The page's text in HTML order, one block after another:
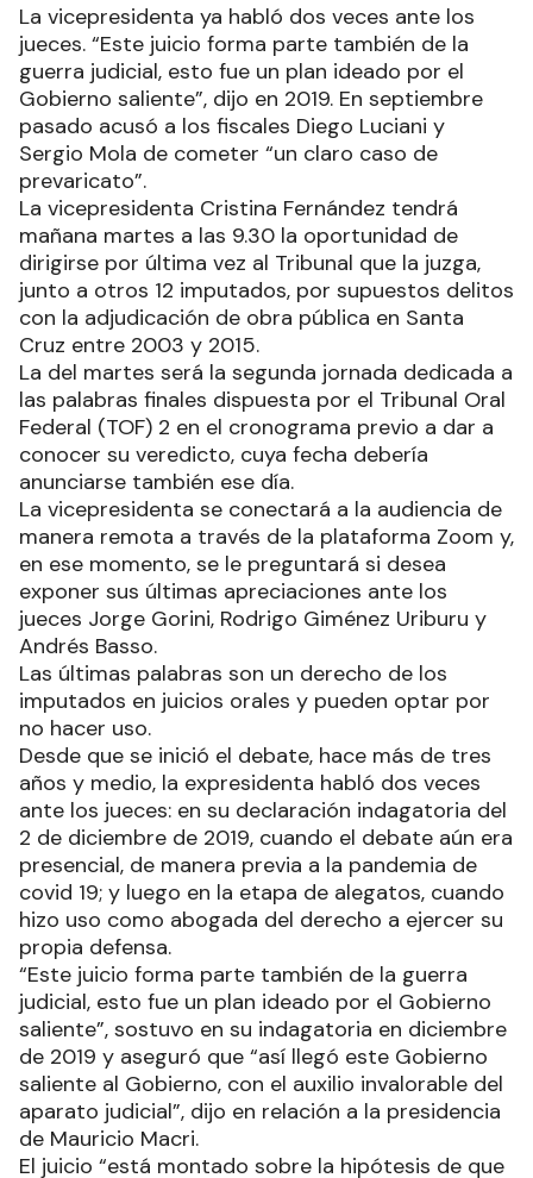
La vicepresidenta ya habló dos veces ante los
jueces. “Este juicio forma parte también de la
guerra judicial, esto fue un plan ideado por el
Gobierno saliente”, dijo en 2019. En septiembre
pasado acusó a los fiscales Diego Luciani y
Sergio Mola de cometer “un claro caso de
prevaricato”.
La vicepresidenta Cristina Fernández tendrá
mañana martes a las 9.30 la oportunidad de
dirigirse por última vez al Tribunal que la juzga,
junto a otros 12 imputados, por supuestos delitos
con la adjudicación de obra pública en Santa
Cruz entre 2003 y 2015.
La del martes será la segunda jornada dedicada a
las palabras finales dispuesta por el Tribunal Oral
Federal (TOF) 2 en el cronograma previo a dar a
conocer su veredicto, cuya fecha debería
anunciarse también ese día.
La vicepresidenta se conectará a la audiencia de
manera remota a través de la plataforma Zoom y,
en ese momento, se le preguntará si desea
exponer sus últimas apreciaciones ante los
jueces Jorge Gorini, Rodrigo Giménez Uriburu y
Andrés Basso.
Las últimas palabras son un derecho de los
imputados en juicios orales y pueden optar por
no hacer uso.
Desde que se inició el debate, hace más de tres
años y medio, la expresidenta habló dos veces
ante los jueces: en su declaración indagatoria del
2 de diciembre de 2019, cuando el debate aún era
presencial, de manera previa a la pandemia de
covid 19; y luego en la etapa de alegatos, cuando
hizo uso como abogada del derecho a ejercer su
propia defensa.
“Este juicio forma parte también de la guerra
judicial, esto fue un plan ideado por el Gobierno
saliente”, sostuvo en su indagatoria en diciembre
de 2019 y aseguró que “así llegó este Gobierno
saliente al Gobierno, con el auxilio invalorable del
aparato judicial”, dijo en relación a la presidencia
de Mauricio Macri.
El juicio “está montado sobre la hipótesis de que